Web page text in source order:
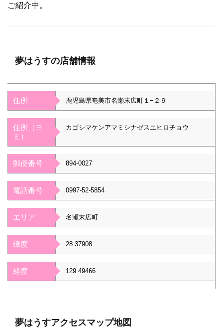
ご紹介中。
夢はうすの店舗情報
住所 鹿児島県奄美市名瀬末広町１−２９
住所（ヨ
ミ）
カゴシマケンアマミシナゼスエヒロチョウ
郵便番号 894-0027
電話番号 0997-52-5854
エリア 名瀬末広町
緯度 28.37908
経度 129.49466
夢はうすアクセスマップ地図